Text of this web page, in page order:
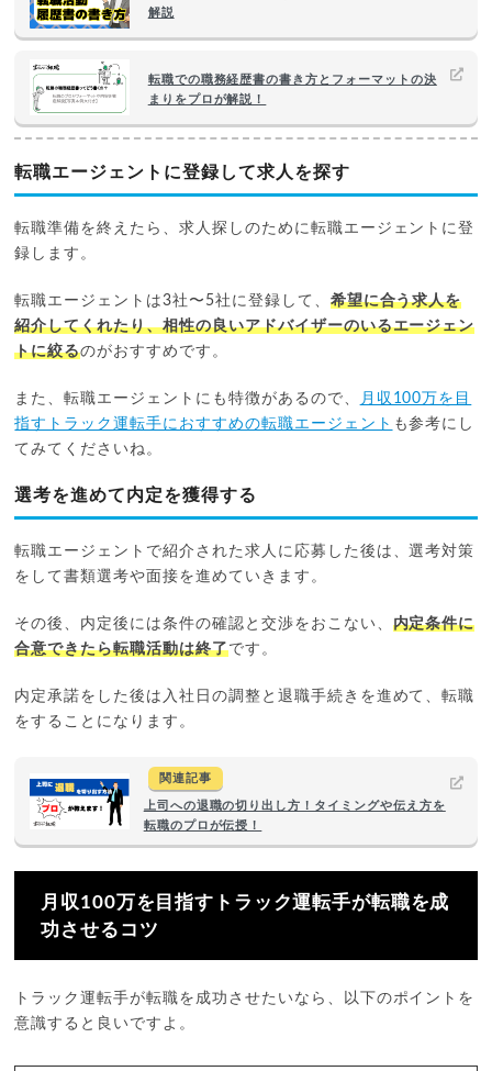
解説
転職での職務経歴書の書き方とフォーマットの決
まりをプロが解説！
転職エージェントに登録して求人を探す
転職準備を終えたら、求人探しのために転職エージェントに登
録します。
転職エージェントは3社〜5社に登録して、 希望に合う求人を
紹介してくれたり、相性の良いアドバイザーのいるエージェン
トに絞るのがおすすめです。
また、転職エージェントにも特徴があるので、
月収100万を目
指すトラック運転手におすすめの転職エージェント も参考にし
てみてくださいね。
選考を進めて内定を獲得する
転職エージェントで紹介された求人に応募した後は、選考対策
をして書類選考や面接を進めていきます。
その後、内定後には条件の確認と交渉をおこない、 内定条件に
合意できたら転職活動は終了です。
内定承諾をした後は入社日の調整と退職手続きを進めて、転職
をすることになります。
関連記事
上司への退職の切り出し方！タイミングや伝え方を
転職のプロが伝授！
月収100万を目指すトラック運転手が転職を成
功させるコツ
トラック運転手が転職を成功させたいなら、以下のポイントを
意識すると良いですよ。